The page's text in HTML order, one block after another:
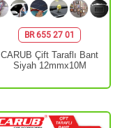
BR 655 27 01
CARUB Çift Taraflı Bant
Siyah 12mmx10M